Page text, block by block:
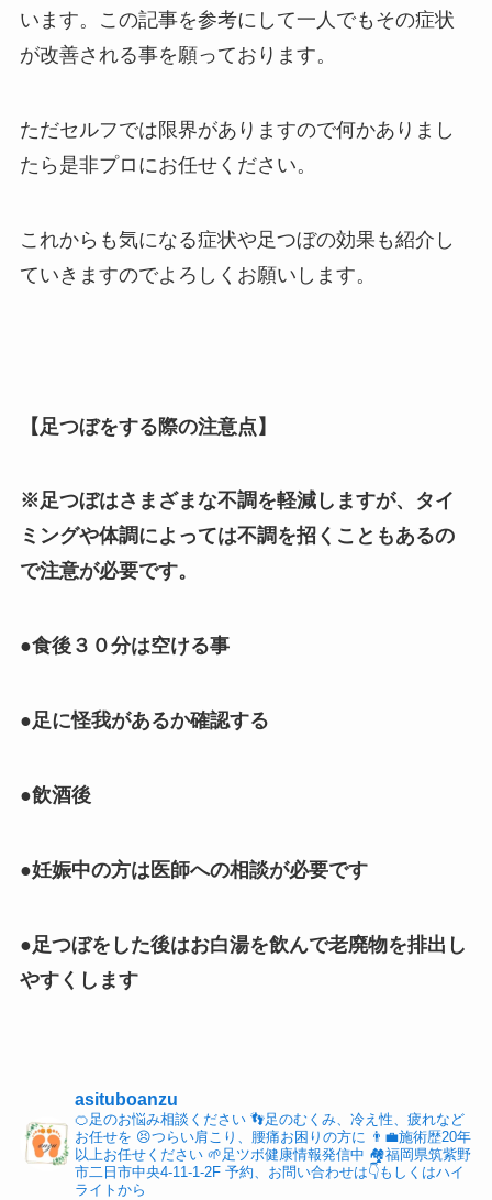
います。この記事を参考にして一人でもその症状
が改善される事を願っております。
ただセルフでは限界がありますので何かありまし
たら是非プロにお任せください。
これからも気になる症状や足つぼの効果も紹介し
ていきますのでよろしくお願いします。
【足つぼをする際の注意点】
※足つぼはさまざまな不調を軽減しますが、タイ
ミングや体調によっては不調を招くこともあるの
で注意が必要です。
●食後３０分は空ける事
●足に怪我があるか確認する
●飲酒後
●妊娠中の方は医師への相談が必要です
●足つぼをした後はお白湯を飲んで老廃物を排出し
やすくします
asituboanzu
🍊足のお悩み相談ください👣足のむくみ、冷え性、疲れなど
お任せを 😣つらい肩こり、腰痛お困りの方に 👨‍💼施術歴20年
以上お任せください🌱足ツボ健康情報発信中 🏘福岡県筑紫野
市二日市中央4-11-1-2F予約、お問い合わせは👇もしくはハイ
ライトから